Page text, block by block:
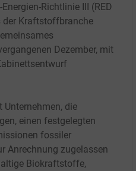
Richtlinie III (RED
der Kraftstoffbranche
Dezember, mit
Unternehmen, die
einen festgelegten
fossiler
Anrechnung zugelassen
Biokraftstoffe,